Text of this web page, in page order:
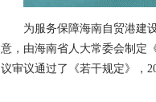
为服务保障海南自贸港建设
意，由海南省人大常委会制定
议审议通过了《若干规定》，